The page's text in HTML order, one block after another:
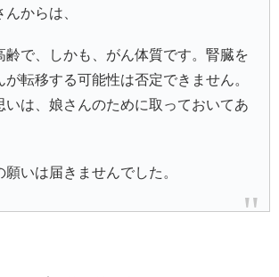
からは、
齢で、しかも、がん体質です。腎臓を
転移する可能性は否定できません。
いは、娘さんのために取っておいてあ
願いは届きませんでした。